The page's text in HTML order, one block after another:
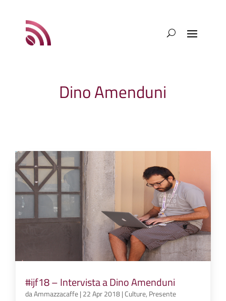
Dino Amenduni
#ijf18 – Intervista a Dino Amenduni
daAmmazzacaffe| 22 Apr 2018|Culture, Presente